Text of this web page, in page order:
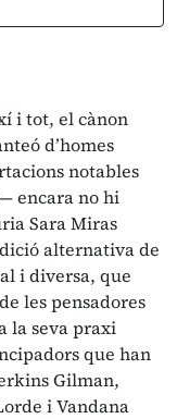
i tot, el cànon
d’homes
notables
encara no hi
Sara Miras
alternativa de
i diversa, que
les pensadores
la seva praxi
que han
Gilman,
i Vandana